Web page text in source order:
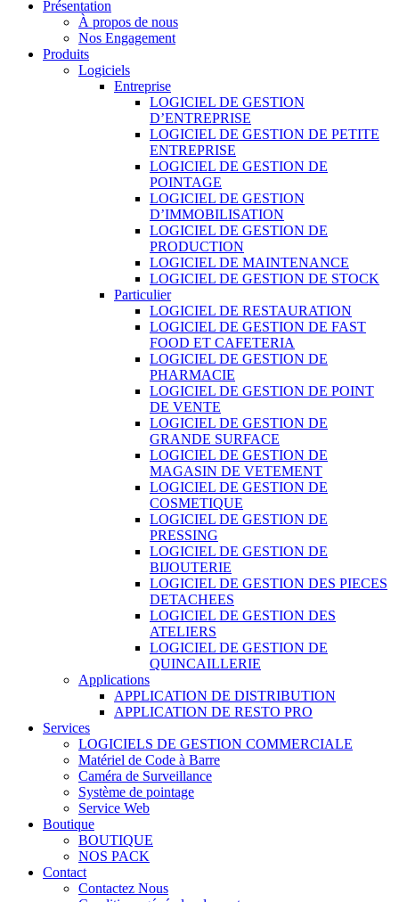
Présentation
À propos de nous
Nos Engagement
Produits
Logiciels
Entreprise
LOGICIEL DE GESTION
D’ENTREPRISE
LOGICIEL DE GESTION DE PETITE
ENTREPRISE
LOGICIEL DE GESTION DE
POINTAGE
LOGICIEL DE GESTION
D’IMMOBILISATION
LOGICIEL DE GESTION DE
PRODUCTION
LOGICIEL DE MAINTENANCE
LOGICIEL DE GESTION DE STOCK
Particulier
LOGICIEL DE RESTAURATION
LOGICIEL DE GESTION DE FAST
FOOD ET CAFETERIA
LOGICIEL DE GESTION DE
PHARMACIE
LOGICIEL DE GESTION DE POINT
DE VENTE
LOGICIEL DE GESTION DE
GRANDE SURFACE
LOGICIEL DE GESTION DE
MAGASIN DE VETEMENT
LOGICIEL DE GESTION DE
COSMETIQUE
LOGICIEL DE GESTION DE
PRESSING
LOGICIEL DE GESTION DE
BIJOUTERIE
LOGICIEL DE GESTION DES PIECES
DETACHEES
LOGICIEL DE GESTION DES
ATELIERS
LOGICIEL DE GESTION DE
QUINCAILLERIE
Applications
APPLICATION DE DISTRIBUTION
APPLICATION DE RESTO PRO
Services
LOGICIELS DE GESTION COMMERCIALE
Matériel de Code à Barre
Caméra de Surveillance
Système de pointage
Service Web
Boutique
BOUTIQUE
NOS PACK
Contact
Contactez Nous